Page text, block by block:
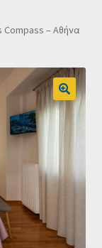
Dealistas.gr
Compass – Αθήνα